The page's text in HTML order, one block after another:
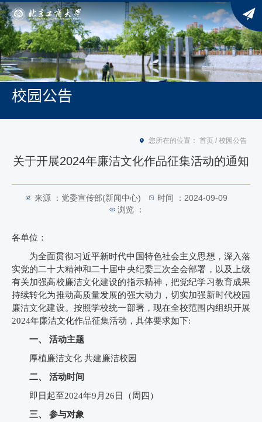
校园公告
您所在的位置： 首页 / 校园公告
关于开展2024年廉洁文化作品征集活动的通知
来源 ：党委宣传部(新闻中心)
时间 ：2024-09-09
浏览 ：
各单位：
为全面贯彻习近平新时代中国特色社会主义思想，深入落
实党的二十大精神和二十届中央纪委三次全会部署，以及上级
有关加强高校廉洁文化建设的指示精神，把党纪学习教育成果
持续转化为推动高质量发展的强大动力，切实加强新时代校园
廉洁文化建设。按照学校统一部署，现在全校范围内组织开展
2024年廉洁文化作品征集活动，具体要求如下:
一、 活动主题
厚植廉洁文化 共建廉洁校园
二、 活动时间
即日起至2024年9月26日（周四）
三、 参与对象